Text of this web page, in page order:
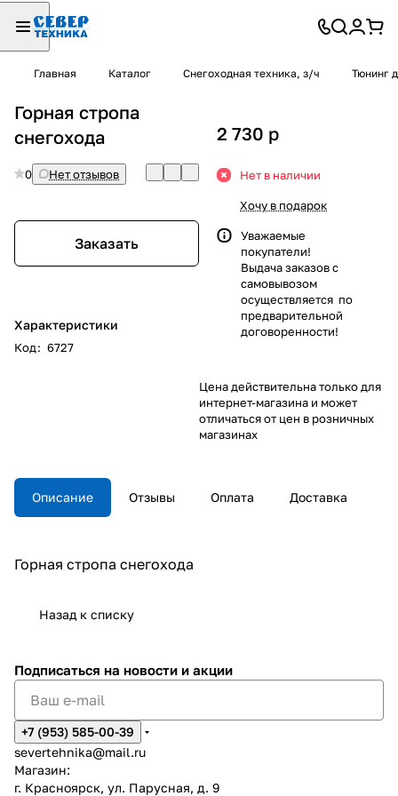
Главная Каталог Снегоходная техника, з/ч Тюнинг
Горная стропа
снегохода
0 Нет отзывов
Заказать
Характеристики
Код: 6727
2 730 p
Нет в наличии
Хочу в подарок
Уважаемые
покупатели!
Выдача заказов с
самовывозом
осуществляется по
предварительной
договоренности!
Цена действительна только для
интернет-магазина и может
отличаться от цен в розничных
магазинах
Описание Отзывы Оплата Доставка
Горная стропа снегохода
Назад к списку
Подписаться на новости и акции
+7 (953) 585-00-39
severtehnika@mail.ru
Магазин:
г. Красноярск, ул. Парусная, д. 9